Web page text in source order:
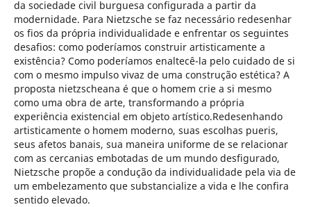
da sociedade civil burguesa configurada a partir da
modernidade. Para Nietzsche se faz necessário redesenhar
os fios da própria individualidade e enfrentar os seguintes
desafios: como poderíamos construir artisticamente a
existência? Como poderíamos enaltecê-la pelo cuidado de si
com o mesmo impulso vivaz de uma construção estética? A
proposta nietzscheana é que o homem crie a si mesmo
como uma obra de arte, transformando a própria
experiência existencial em objeto artístico.Redesenhando
artisticamente o homem moderno, suas escolhas pueris,
seus afetos banais, sua maneira uniforme de se relacionar
com as cercanias embotadas de um mundo desfigurado,
Nietzsche propõe a condução da individualidade pela via de
um embelezamento que substancialize a vida e lhe confira
sentido elevado.